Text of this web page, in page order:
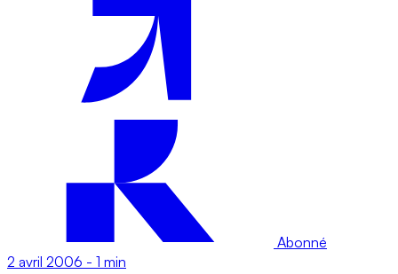
Abonné
2 avril 2006 - 1 min